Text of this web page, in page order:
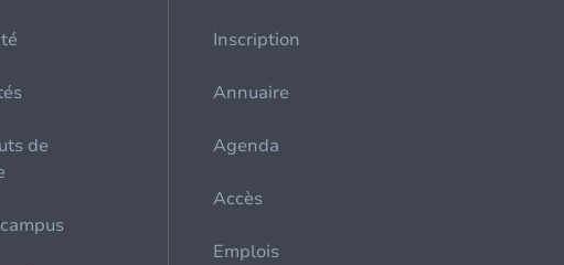
de
Inscription
Annuaire
Agenda
Accès
Emplois